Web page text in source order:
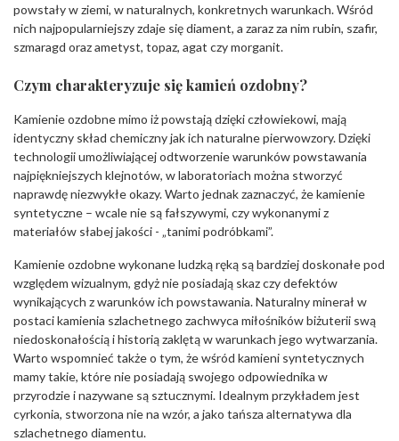
powstały w ziemi, w naturalnych, konkretnych warunkach. Wśród
nich najpopularniejszy zdaje się diament, a zaraz za nim rubin, szafir,
szmaragd oraz ametyst, topaz, agat czy morganit.
Czym charakteryzuje się kamień ozdobny?
Kamienie ozdobne mimo iż powstają dzięki człowiekowi, mają
identyczny skład chemiczny jak ich naturalne pierwowzory. Dzięki
technologii umożliwiającej odtworzenie warunków powstawania
najpiękniejszych klejnotów, w laboratoriach można stworzyć
naprawdę niezwykłe okazy. Warto jednak zaznaczyć, że kamienie
syntetyczne – wcale nie są fałszywymi, czy wykonanymi z
materiałów słabej jakości - „tanimi podróbkami”.
Kamienie ozdobne wykonane ludzką ręką są bardziej doskonałe pod
względem wizualnym, gdyż nie posiadają skaz czy defektów
wynikających z warunków ich powstawania. Naturalny minerał w
postaci kamienia szlachetnego zachwyca miłośników biżuterii swą
niedoskonałością i historią zaklętą w warunkach jego wytwarzania.
Warto wspomnieć także o tym, że wśród kamieni syntetycznych
mamy takie, które nie posiadają swojego odpowiednika w
przyrodzie i nazywane są sztucznymi. Idealnym przykładem jest
cyrkonia, stworzona nie na wzór, a jako tańsza alternatywa dla
szlachetnego diamentu.